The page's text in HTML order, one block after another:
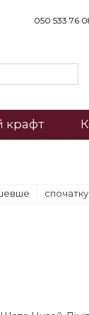
050 533 76
крафт